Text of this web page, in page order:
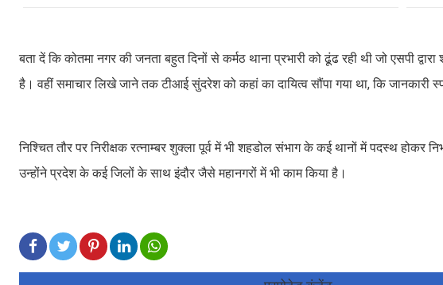
बता दें कि कोतमा नगर की जनता बहुत दिनों से कर्मठ थाना प्रभारी को ढूंढ रही थी जो एसपी
है। वहीं समाचार लिखे जाने तक टीआई सुंदरेश को कहां का दायित्व सौंपा गया था, कि जानकारी
निश्चित तौर पर निरीक्षक रत्नाम्बर शुक्ला पूर्व में भी शहडोल संभाग के कई थानों में पदस्थ
उन्होंने प्रदेश के कई जिलों के साथ इंदौर जैसे महानगरों में भी काम किया है।